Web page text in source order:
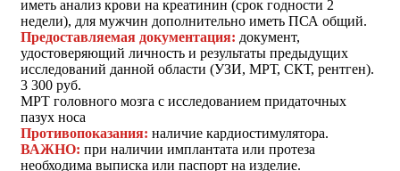
иметь анализ крови на креатинин (срок годности 2
недели), для мужчин дополнительно иметь ПСА общий.
Предоставляемая документация: документ,
удостоверяющий личность и результаты предыдущих
исследований данной области (УЗИ, МРТ, СКТ, рентген).
3 300 руб.
МРТ головного мозга с исследованием придаточных
пазух носа
Противопоказания: наличие кардиостимулятора.
ВАЖНО: при наличии имплантата или протеза
необходима выписка или паспорт на изделие.